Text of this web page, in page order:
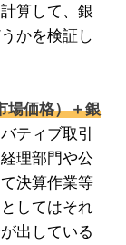
算して、銀
かを検証し
場価格）＋銀
ティブ取引
理部門や公
決算作業等
してはそれ
出している